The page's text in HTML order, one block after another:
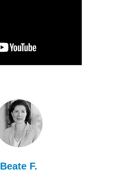
Beate F.